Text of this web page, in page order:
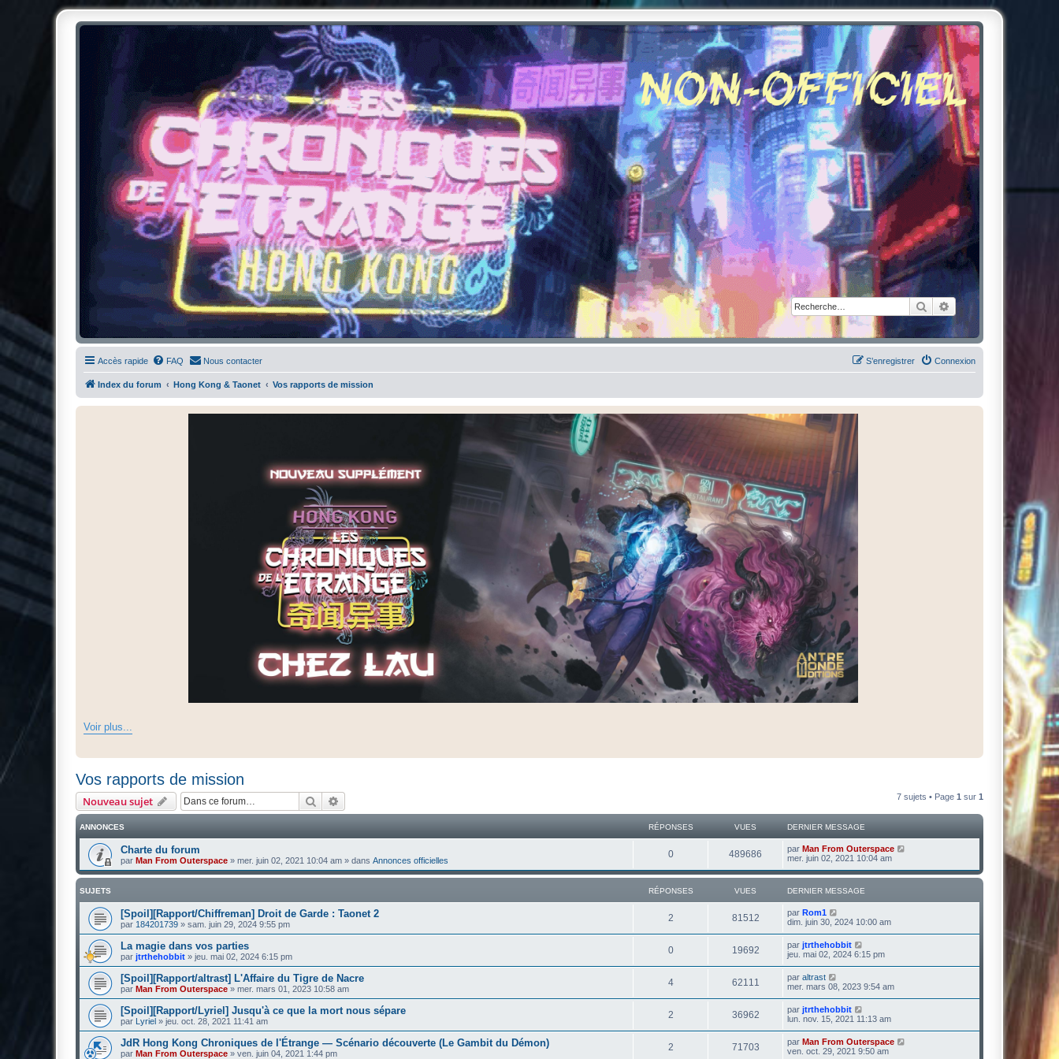
RechercherRecherche avancée
Chroniques de l'Étrange NO
Pour les amateurs des Chroniques de l'Étrange
Accès rapide FAQ Nous contacter Connexion
S’enregistrer
Index du forum Hong Kong & Taonet Vos rapports de mission
Voir plus...
Vos rapports de mission
Nouveau sujet Rechercher 7 sujets • Page 1 sur 1
ANNONCES RÉPONSES VUES DERNIER MESSAGE
Charte du forum
par Man From Outerspace » mer. juin 02, 2021 10:04 am » dans Annonces officielles
0 489686 par Man From Outerspace
mer. juin 02, 2021 10:04 am
SUJETS RÉPONSES VUES DERNIER MESSAGE
[Spoil][Rapport/Chiffreman] Droit de Garde : Taonet 2
par 184201739 » sam. juin 29, 2024 9:55 pm
2 81512 par Rom1
dim. juin 30, 2024 10:00 am
La magie dans vos parties
par jtrthehobbit » jeu. mai 02, 2024 6:15 pm
0 19692 par jtrthehobbit
jeu. mai 02, 2024 6:15 pm
[Spoil][Rapport/altrast] L'Affaire du Tigre de Nacre
par Man From Outerspace » mer. mars 01, 2023 10:58 am
4 62111 par altrast
mer. mars 08, 2023 9:54 am
[Spoil][Rapport/Lyriel] Jusqu'à ce que la mort nous sépare
par Lyriel » jeu. oct. 28, 2021 11:41 am
2 36962 par jtrthehobbit
lun. nov. 15, 2021 11:13 am
JdR Hong Kong Chroniques de l'Étrange — Scénario découverte (Le Gambit du Démon)
par Man From Outerspace » ven. juin 04, 2021 1:44 pm
2 71703 par Man From Outerspace
ven. oct. 29, 2021 9:50 am